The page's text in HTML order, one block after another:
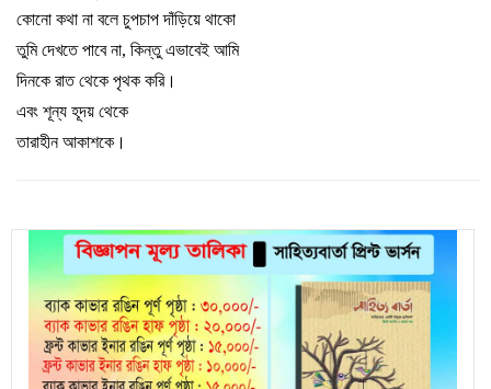
কোনো কথা না বলে চুপচাপ দাঁড়িয়ে থাকো
তুমি দেখতে পাবে না, কিন্তু এভাবেই আমি
দিনকে রাত থেকে পৃথক করি।
এবং শূন্য হূদয় থেকে
তারাহীন আকাশকে ।